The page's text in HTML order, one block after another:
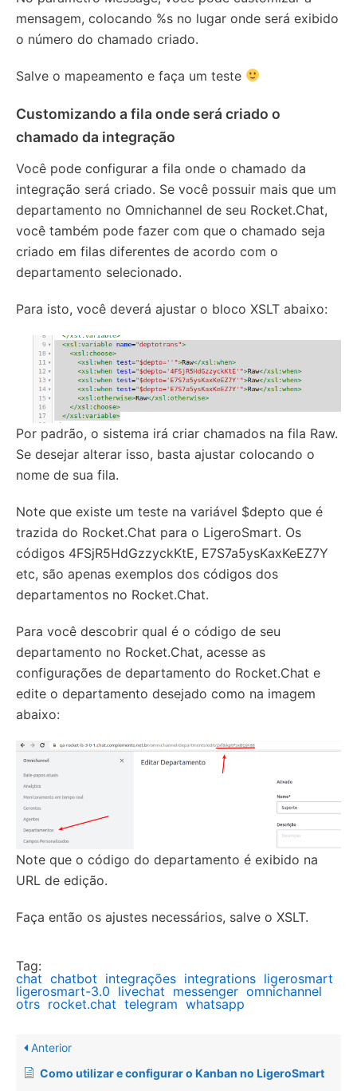
mensagem, colocando %s no lugar onde será exibido
o número do chamado criado.
Salve o mapeamento e faça um teste
Customizando a fila onde será criado o
chamado da integração
Você pode configurar a fila onde o chamado da
integração será criado. Se você possuir mais que um
departamento no Omnichannel de seu Rocket.Chat,
você também pode fazer com que o chamado seja
criado em filas diferentes de acordo com o
departamento selecionado.
Para isto, você deverá ajustar o bloco XSLT abaixo:
Por padrão, o sistema irá criar chamados na fila Raw.
Se desejar alterar isso, basta ajustar colocando o
nome de sua fila.
Note que existe um teste na variável $depto que é
trazida do Rocket.Chat para o LigeroSmart. Os
códigos 4FSjR5HdGzzyckKtE, E7S7a5ysKaxKeEZ7Y
etc, são apenas exemplos dos códigos dos
departamentos no Rocket.Chat.
Para você descobrir qual é o código de seu
departamento no Rocket.Chat, acesse as
configurações de departamento do Rocket.Chat e
edite o departamento desejado como na imagem
abaixo:
Note que o código do departamento é exibido na
URL de edição.
Faça então os ajustes necessários, salve o XSLT.
Tag:
chat chatbot integrações integrations ligerosmart
ligerosmart-3.0 livechat messenger omnichannel
otrs rocket.chat telegram whatsapp
Anterior
Como utilizar e configurar o Kanban no LigeroSmart